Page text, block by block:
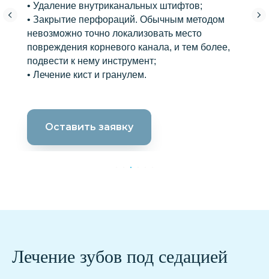
• Удаление внутриканальных штифтов;
• Закрытие перфораций. Обычным методом
невозможно точно локализовать место
повреждения корневого канала, и тем более,
подвести к нему инструмент;
• Лечение кист и гранулем.
Оставить заявку
Лечение зубов под седацией